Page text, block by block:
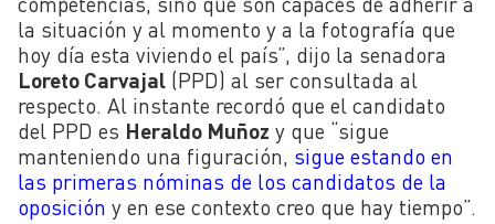
la situación y al momento y a la fotografía que
hoy día esta viviendo el país”, dijo la senadora
Loreto Carvajal (PPD) al ser consultada al
respecto. Al instante recordó que el candidato
del PPD es Heraldo Muñoz y que “sigue
manteniendo una figuración, sigue estando en
las primeras nóminas de los candidatos de la
oposición y en ese contexto creo que hay tiempo”.